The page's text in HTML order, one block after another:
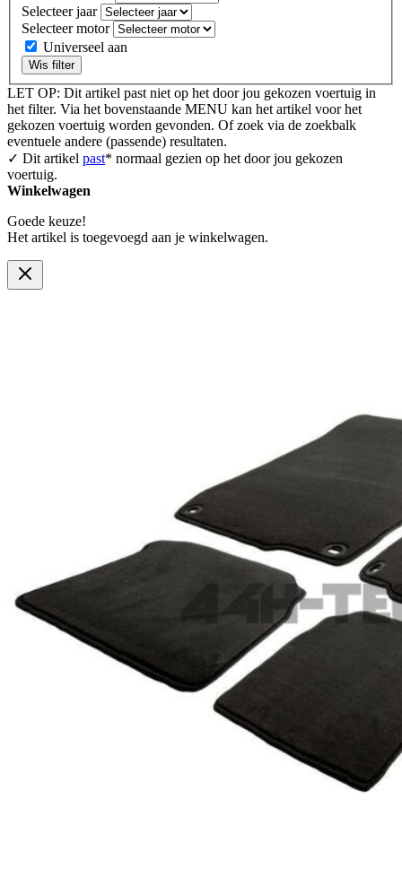
Selecteer jaar
Selecteer motor
Universeel aan
Wis filter
LET OP: Dit artikel past niet op het door jou gekozen voertuig in
het filter. Via het bovenstaande MENU kan het artikel voor het
gekozen voertuig worden gevonden. Of zoek via de zoekbalk
eventuele andere (passende) resultaten.
✓ Dit artikel past* normaal gezien op het door jou gekozen
voertuig.
Winkelwagen
Goede keuze!
Het artikel is toegevoegd aan je winkelwagen.